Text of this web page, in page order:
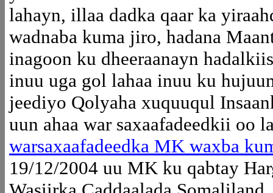
lahayn, illaa dadka qaar ka
wadnaba kuma jiro, hadana
inagoon ku dheeraanayn
inuu uga gol lahaa inuu ku
jeediyo Qolyaha xuquuqul
uun ahaa war saxaafadeedkii oo
warsaxaafadeedka MK waxba
19/12/2004 uu MK ku qabtay